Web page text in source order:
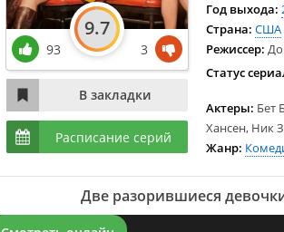
Год выхода:
Страна: США
Режиссер:
Статус
Актеры: Бет
Хансен, Ник
Жанр:
93
9.7
3
Расписание серий
Две разорившиеся